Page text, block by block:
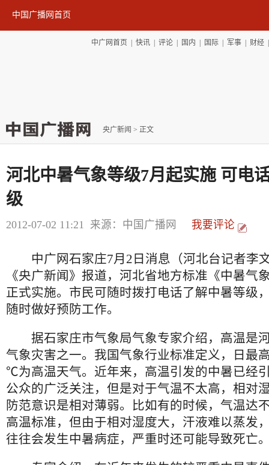
中国广播网首页
中广网首页 快讯| 评论| 国内 国际| 军事| 财经
央广新闻 > 正文
河北中暑气象等级7月起实施 可电
级
2012-07-02 11:21 来源：中国广播网 我要评论
中广网石家庄7月2日消息（河北台记者李
《央广新闻》报道，河北省地方标准《中暑气
正式实施。市民可随时拨打电话了解中暑等级
随时做好预防工作。
据石家庄市气象局气象专家介绍，高温是
气象灾害之一。我国气象行业标准定义，日最
℃为高温天气。近年来，高温引发的中暑已经
公众的广泛关注，但是对于气温不太高，相对
防范意识是相对薄弱。比如有的时候，气温达
高温标准，但由于相对湿度大，汗液难以蒸发
往往会发生中暑病症，严重时还可能导致死亡